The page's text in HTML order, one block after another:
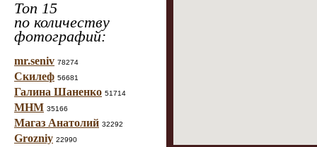
Топ 15
по количеству
фотографий:
mr.seniv 78274
Скилеф 56681
Галина Шаненко 51714
МНМ 35166
Магаз Анатолий 32292
Grozniy 22990